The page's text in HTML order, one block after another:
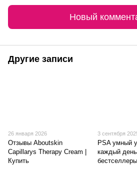
Новый
Другие записи
26 января 2026
Отзывы Aboutskin
Capillarys Therapy Cream |
Купить
3 сентября
PSA умный
каждый